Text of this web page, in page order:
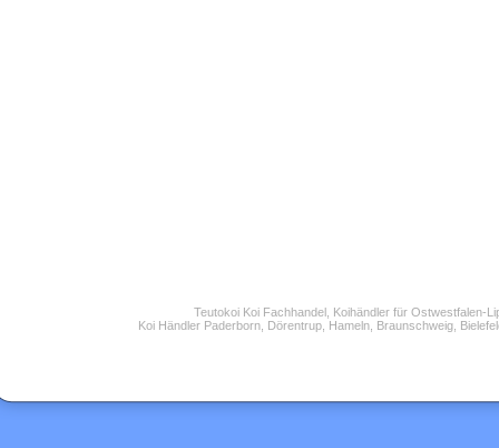
Teutokoi Koi Fachhandel, Koihändler für Ostwestfalen-
Koi Händler Paderborn, Dörentrup, Hameln, Braunschweig,